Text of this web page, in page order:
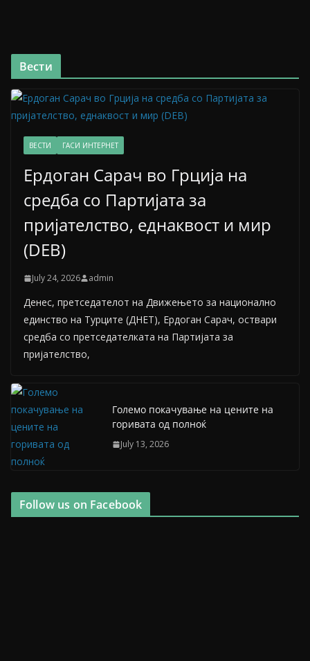
Вести
ВЕСТИ ГАСИ ИНТЕРНЕТ
Ердоган Сарач во Грција на
средба со Партијата за
пријателство, еднаквост и мир
(DEB)
July 24, 2026 admin
Денес, претседателот на Движењето за национално
единство на Турците (ДНЕТ), Ердоган Сарач, оствари
средба со претседателката на Партијата за
пријателство,
Големо покачување на цените на
горивата од полноќ
July 13, 2026
Follow us on Facebook